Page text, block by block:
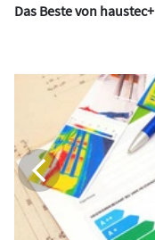
Das Beste von haustec+